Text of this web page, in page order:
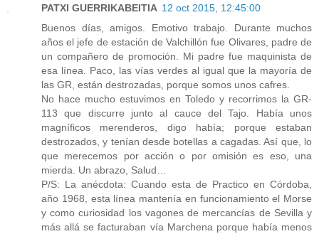
PATXI GUERRIKABEITIA 12 oct 2015, 12:45:00
Buenos días, amigos. Emotivo trabajo. Durante muchos
años el jefe de estación de Valchillón fue Olivares, padre de
un compañero de promoción. Mi padre fue maquinista de
esa línea. Paco, las vías verdes al igual que la mayoría de
las GR, están destrozadas, porque somos unos cafres.
No hace mucho estuvimos en Toledo y recorrimos la GR-
113 que discurre junto al cauce del Tajo. Había unos
magníficos merenderos, digo había; porque estaban
destrozados, y tenían desde botellas a cagadas. Así que, lo
que merecemos por acción o por omisión es eso, una
mierda. Un abrazo, Salud…
P/S: La anécdota: Cuando esta de Practico en Córdoba,
año 1968, esta línea mantenía en funcionamiento el Morse
y como curiosidad los vagones de mercancías de Sevilla y
más allá se facturaban vía Marchena porque había menos